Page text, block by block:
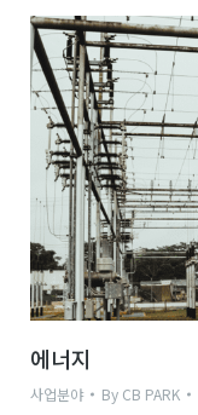
에너지
사업분야 By CB PARK